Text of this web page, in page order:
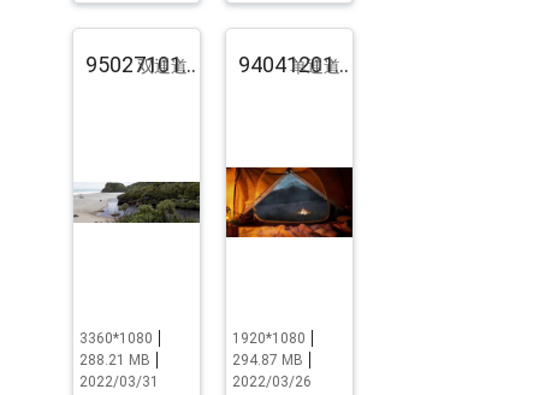
95027101.pst.zip
双通道
3360*1080
288.21 MB
2022/03/31
94041201.pst.zip
单通道
1920*1080
294.87 MB
2022/03/26